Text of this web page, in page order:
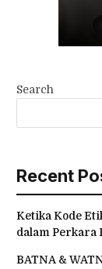
Search
Recent
Ketika Kode
dalam Perkara
BATNA &